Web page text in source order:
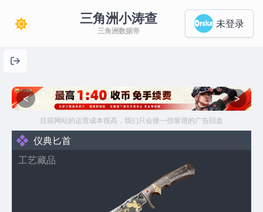
三角洲小涛查
三角洲数据帝
未登录
< >
目前网站的运营成本很高，我们只会接一些靠谱的广告回血
仪典匕首
工艺藏品